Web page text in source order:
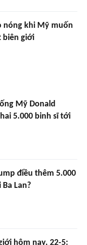
nóng khi Mỹ muốn
biên giới
Mỹ Donald
5.000 binh sĩ tới
điều thêm 5.000
Lan?
hôm nay, 22-5: